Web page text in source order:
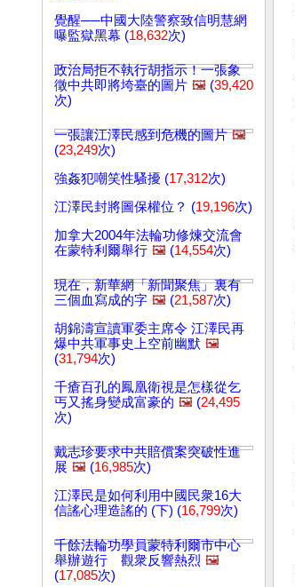
覺醒──中國大陸警察致信明慧網
曝監獄黑幕 (18,632次)
政治局拒不執行胡指示！一張象
徵中共即將垮臺的圖片 🖼️ (39,420
次)
一張讓江澤民感到危機的圖片 🖼️
(23,249次)
強姦犯嘲笑性騷擾 (17,312次)
江澤民封將圖保權位？ (19,196次)
加拿大2004年法輪功修煉交流會
在蒙特利爾舉行 🖼️ (14,554次)
現在，新華網「新聞聚焦」裏有
三個血寫成的字 🖼️ (21,587次)
胡錦濤宣讀軍委主席令 江澤民再
爆中共軍事史上空前幽默 🖼️
(31,794次)
千瘡百孔的鳳凰衛視是怎樣從乞
丐又搖身變成富豪的 🖼️ (24,495
次)
戴志珍要求中共賠償案突破性進
展 🖼️ (16,985次)
江澤民是如何利用中國民衆16大
信謠心理造謠的 (下) (16,799次)
千餘法輪功學員蒙特利爾市中心
舉辦遊行 觀衆反響熱烈 🖼️
(17,085次)